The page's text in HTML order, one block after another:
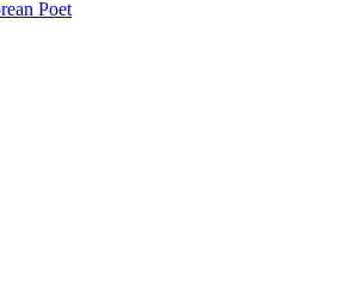
Poet